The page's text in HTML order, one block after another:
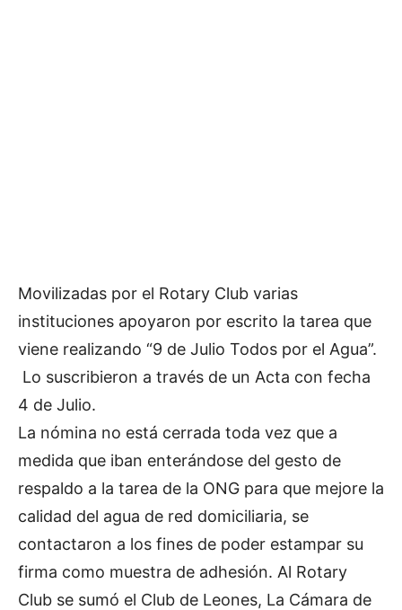
Movilizadas por el Rotary Club varias
instituciones apoyaron por escrito la tarea que
viene realizando “9 de Julio Todos por el Agua”.
Lo suscribieron a través de un Acta con fecha
4 de Julio.
La nómina no está cerrada toda vez que a
medida que iban enterándose del gesto de
respaldo a la tarea de la ONG para que mejore la
calidad del agua de red domiciliaria, se
contactaron a los fines de poder estampar su
firma como muestra de adhesión. Al Rotary
Club se sumó el Club de Leones, La Cámara de